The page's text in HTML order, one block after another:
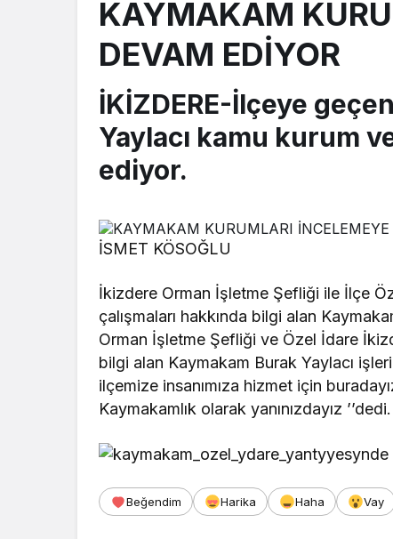
KAYMAKAM
DEVAM EDİYOR
İKİZDERE-İlçeye
Yaylacı kamu kurum
ediyor.
İSMET KÖSOĞLU
İkizdere Orman İşletme Şefliği ile İlçe
çalışmaları hakkında bilgi alan
Orman İşletme Şefliği ve Özel İdare
bilgi alan Kaymakam Burak Yaylacı
ilçemize insanımıza hizmet için
Kaymakamlık olarak yanınızdayız ’’dedi.
Beğendim Harika Haha Vay